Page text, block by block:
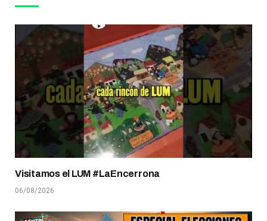
Visitamos el LUM #LaEncerrona
06/08/2026